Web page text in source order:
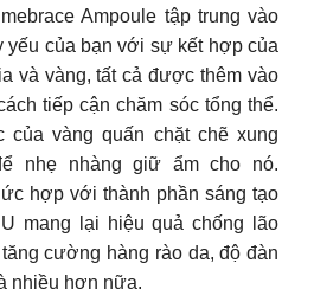
Ampoule tập trung vào
yếu của bạn với sự kết hợp của
và vàng, tất cả được thêm vào
tiếp cận chăm sóc tổng thể.
của vàng quấn chặt chẽ xung
nhẹ nhàng giữ ẩm cho nó.
hợp với thành phần sáng tạo
mang lại hiệu quả chống lão
cường hàng rào da, độ đàn
nhiều hơn nữa.